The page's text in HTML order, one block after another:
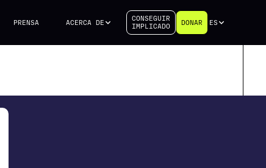
PRENSA ACERCA DE
CONSEGUIR
IMPLICADO
DONAR ES